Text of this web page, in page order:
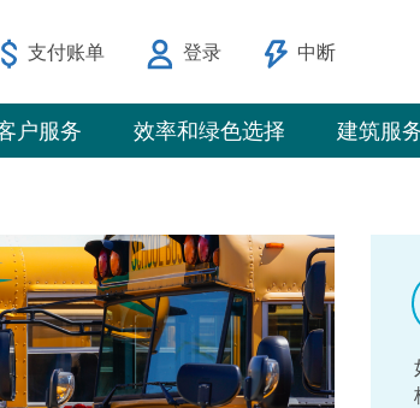
户服务 效率和绿色选择 建筑服
支付账单 登录 中断